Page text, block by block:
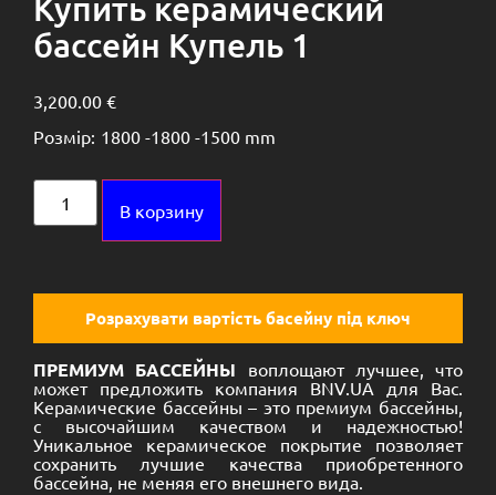
бассейн Купель 1
3,200.00 €
Розмір: 1800 -1800 -1500 mm
В корзину
Розрахувати вартість басейну під ключ
ПРЕМИУМ БАССЕЙНЫ воплощают лучшее, что
может предложить компания BNV.UA для Вас.
Керамические бассейны – это премиум бассейны,
с высочайшим качеством и надежностью!
Уникальное керамическое покрытие позволяет
сохранить лучшие качества приобретенного
бассейна, не меняя его внешнего вида.